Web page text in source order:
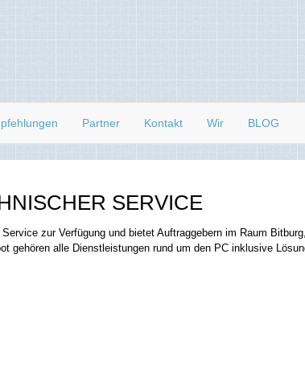
Partner Kontakt Wir BLOG
SERVICE
zur Verfügung und bietet Auftraggebern im Raum
gehören alle Dienstleistungen rund um den PC inklusive